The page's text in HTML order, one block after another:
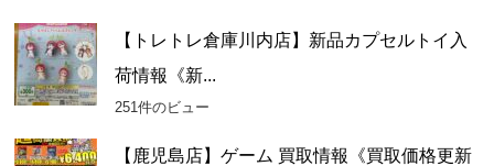
【トレトレ倉庫川内店】新品カプセルトイ入
荷情報《新...
251件のビュー
【鹿児島店】ゲーム 買取情報《買取価格更新